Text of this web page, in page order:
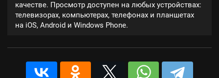
качестве. Просмотр доступен на любых устройствах:
телевизорах, компьютерах, телефонах и планшетах
на iOS, Android и Windows Phone.